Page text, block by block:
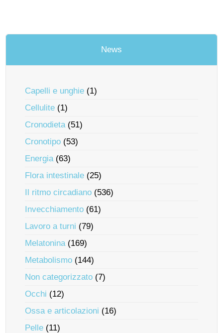
News
Capelli e unghie (1)
Cellulite (1)
Cronodieta(51)
Cronotipo (53)
Energia(63)
Flora intestinale (25)
Il ritmo circadiano (536)
Invecchiamento (61)
Lavoro a turni (79)
Melatonina(169)
Metabolismo (144)
Non categorizzato (7)
Occhi (12)
Ossa e articolazioni (16)
Pelle (11)